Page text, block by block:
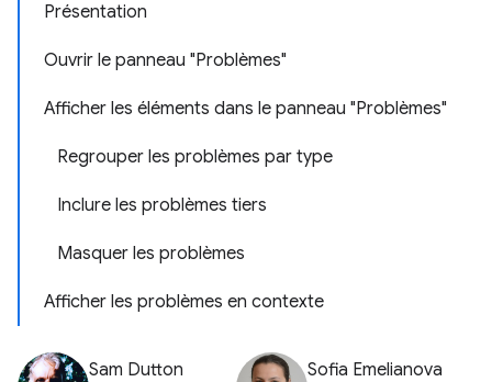
Présentation
Ouvrir le panneau "Problèmes"
Afficher les éléments dans le panneau "Problèmes"
Regrouper les problèmes par type
Inclure les problèmes tiers
Masquer les problèmes
Afficher les problèmes en contexte
Sam Dutton Sofia Emelianova